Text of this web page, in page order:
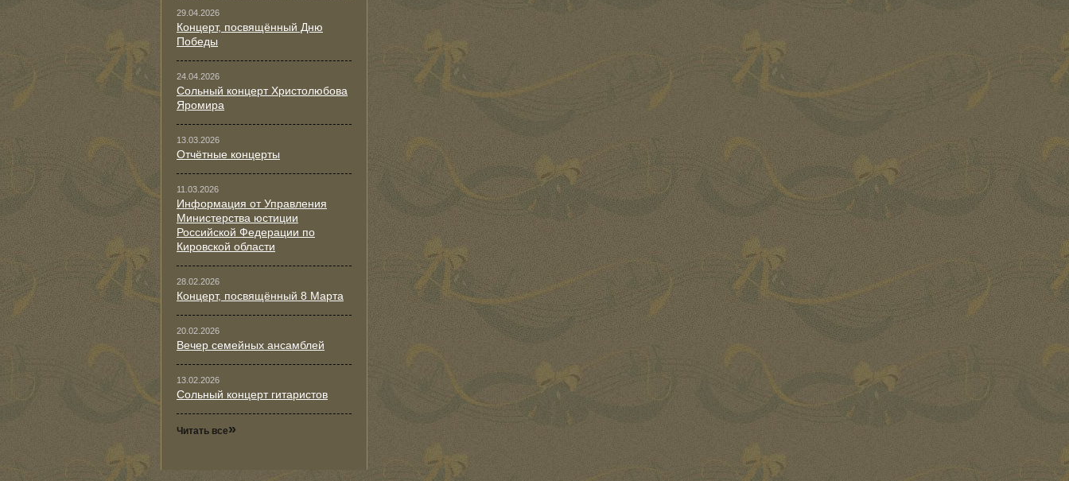
29.04.2026
Концерт, посвящённый Дню
Победы
24.04.2026
Сольный концерт Христолюбова
Яромира
13.03.2026
Отчётные концерты
11.03.2026
Информация от Управления
Министерства юстиции
Российской Федерации по
Кировской области
28.02.2026
Концерт, посвящённый 8 Марта
20.02.2026
Вечер семейных ансамблей
13.02.2026
Сольный концерт гитаристов
Читать все»